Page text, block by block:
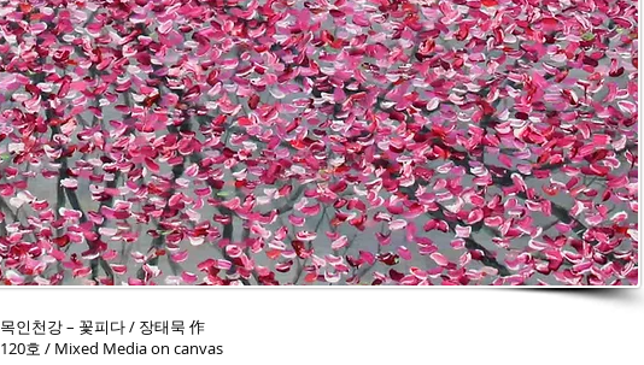
목인천강 – 꽃피다 / 장태묵 作
120호 / Mixed Media on canvas